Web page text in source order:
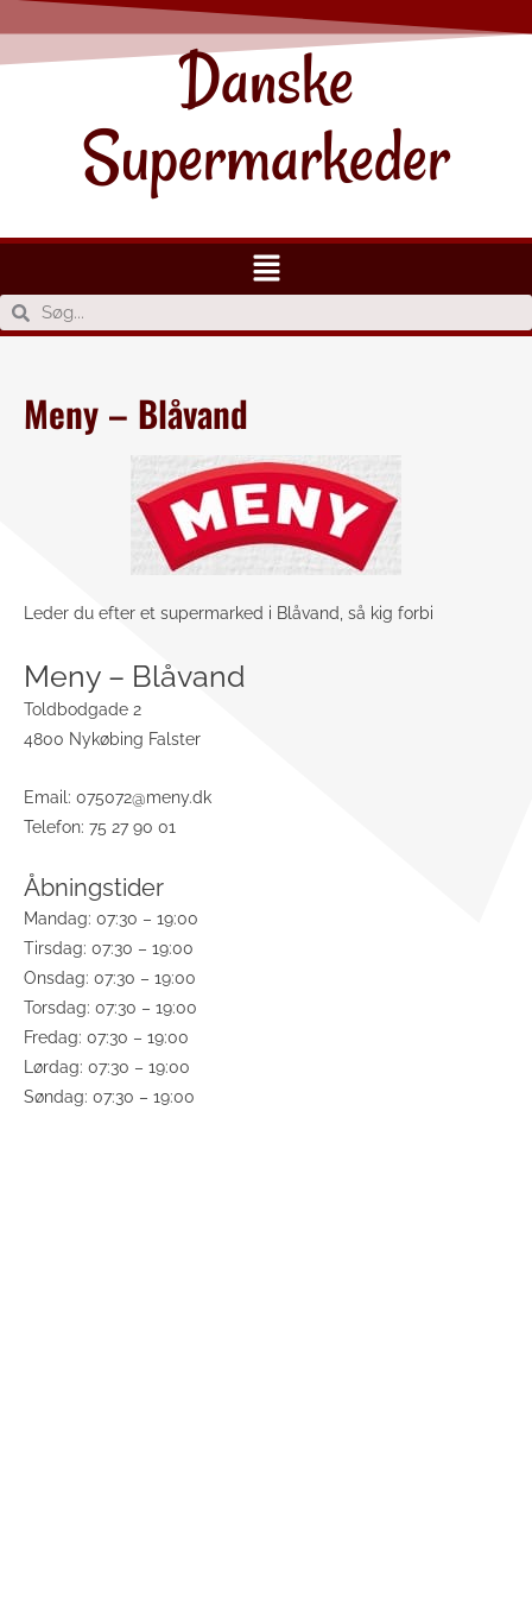
Danske
Supermarkeder
Meny – Blåvand
Leder du efter et supermarked i Blåvand, så kig forbi
Meny – Blåvand
Toldbodgade 2
4800 Nykøbing Falster
Email: 075072@meny.dk
Telefon: 75 27 90 01
Åbningstider
Mandag: 07:30 – 19:00
Tirsdag: 07:30 – 19:00
Onsdag: 07:30 – 19:00
Torsdag: 07:30 – 19:00
Fredag: 07:30 – 19:00
Lørdag: 07:30 – 19:00
Søndag: 07:30 – 19:00